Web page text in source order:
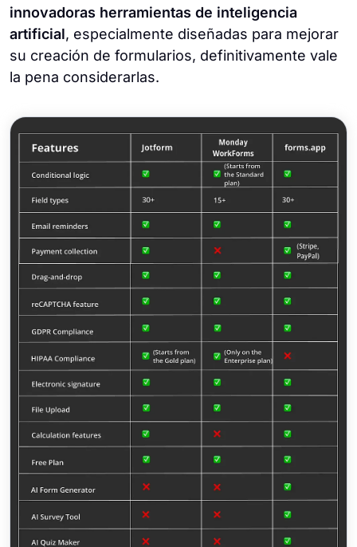
innovadoras herramientas de inteligencia
artificial, especialmente diseñadas para mejorar
su creación de formularios, definitivamente vale
la pena considerarlas.